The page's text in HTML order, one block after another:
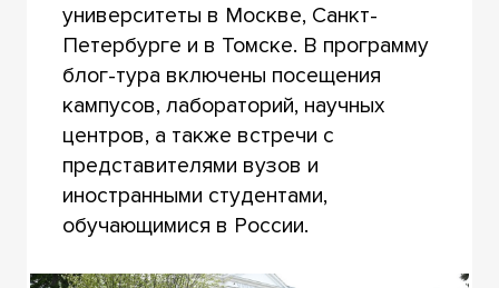
университеты в Москве, Санкт-
Петербурге и в Томске. В программу
блог-тура включены посещения
кампусов, лабораторий, научных
центров, а также встречи с
представителями вузов и
иностранными студентами,
обучающимися в России.